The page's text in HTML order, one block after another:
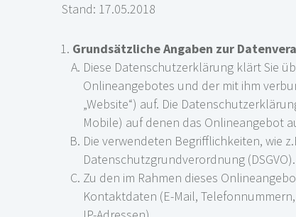
Stand: 17.05.2018
Grundsätzliche Angaben zur
Diese Datenschutzerklärung klärt Sie
Onlineangebotes und der mit ihm
„Website“) auf. Die
Mobile) auf denen das Onlineangebot
Die verwendeten Begrifflichkeiten, wie
Datenschutzgrundverordnung (DSGVO).
Zu den im Rahmen dieses
Kontaktdaten (E-Mail,